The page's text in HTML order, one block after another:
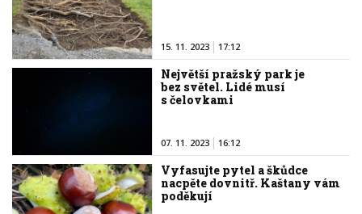
15. 11. 2023 17:12
Největší pražský park je
bez světel. Lidé musí
s čelovkami
07. 11. 2023 16:12
Vyfasujte pytel a škůdce
nacpěte dovnitř. Kaštany vám
poděkují